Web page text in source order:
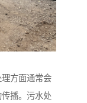
方面通常会
播。污水处